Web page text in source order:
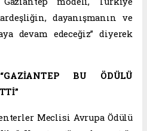
dayanışmanın ve
devam edeceğiz” diyerek
BU ÖDÜLÜ
Meclisi Avrupa Ödülü